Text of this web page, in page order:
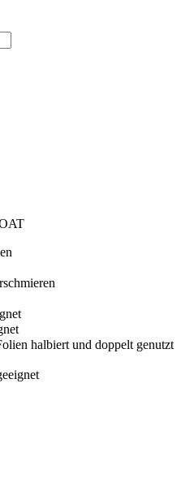
halbiert und doppelt genutzt